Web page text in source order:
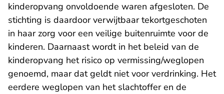
kinderopvang onvoldoende waren afgesloten. De
stichting is daardoor verwijtbaar tekortgeschoten
in haar zorg voor een veilige buitenruimte voor de
kinderen. Daarnaast wordt in het beleid van de
kinderopvang het risico op vermissing/weglopen
genoemd, maar dat geldt niet voor verdrinking. Het
eerdere weglopen van het slachtoffer en de